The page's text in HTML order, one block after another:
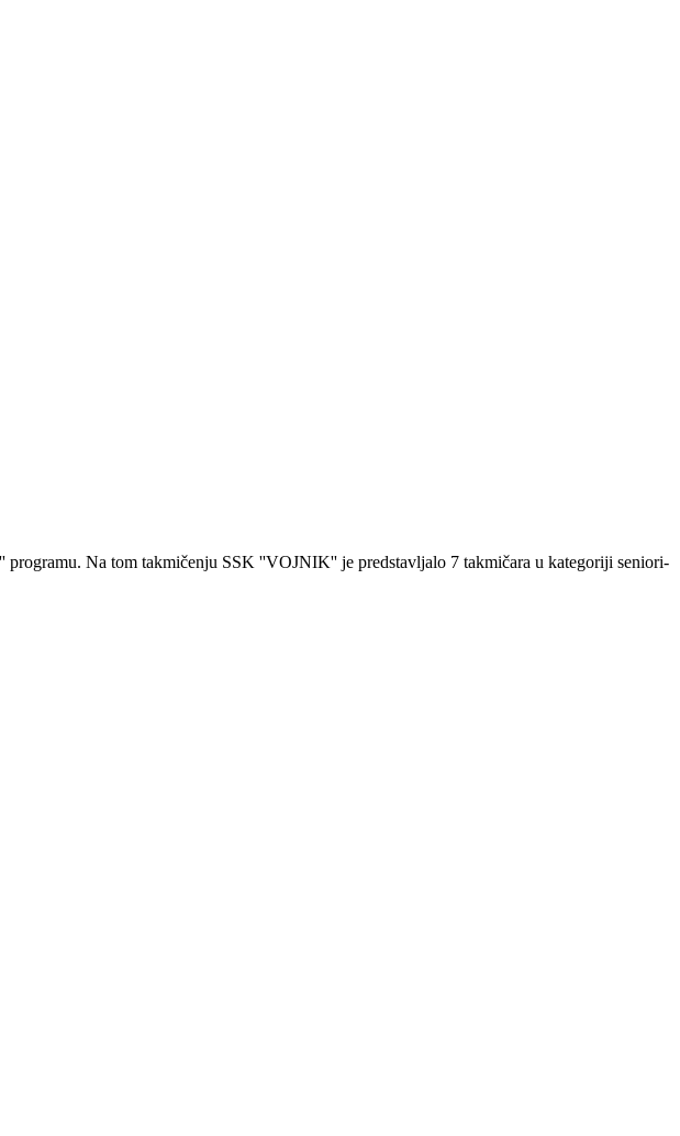
Na tom takmičenju SSK ''VOJNIK'' je predstavljalo 7 takmičara u kategoriji seniori-